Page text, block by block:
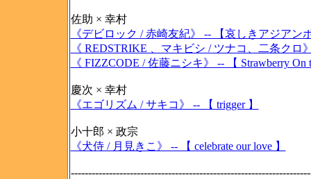
佐助 × 幸村
《デビロック / 赤崎友紀》 -- 【哀しきアジアン
《 REDSTRIKE 、マキビシ / ツナコ、二条クロ
《 FIZZCODE / 佐藤ニシキ》 -- 【 Strawberry On
慶次 × 幸村
《エゴリズム / サキコ》 -- 【 trigger 】
小十郎 × 政宗
《犬侍 / 月見きこ》 -- 【 celebrate our love 】